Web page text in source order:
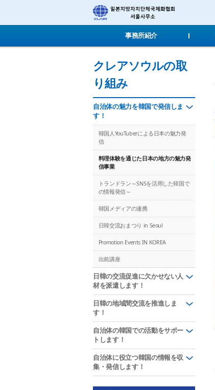
事務所紹介
クレアソウルの取
り組み
自治体の魅力を韓国で発信しま
す！
韓国人YouTuberによる日本の魅力発
信
料理体験を通じた日本の地方の魅力発
信事業
トランドラン～SNSを活用した韓国で
の情報発信～
韓国メディアの連携
日韓交流おまつり in Seoul
Promotion Events IN KOREA
出前講座
日韓の交流促進に欠かせない人
材を派遣します！
日韓の地域間交流を推進しま
す！
自治体の韓国での活動をサポー
トします！
自治体に役立つ韓国の情報を収
集・発信します！